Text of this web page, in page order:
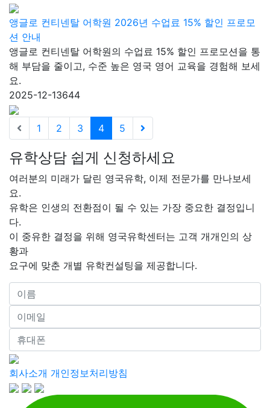
앵글로 컨티넨탈 어학원 2026년 수업료 15% 할인 프로모
션 안내
앵글로 컨티넨탈 어학원의 수업료 15% 할인 프로모션을 통
해 부담을 줄이고, 수준 높은 영국 영어 교육을 경험해 보세
요.
2025-12-13644
1 2 3 4 5
유학상담 쉽게 신청하세요
여러분의 미래가 달린 영국유학, 이제 전문가를 만나보세
요.
유학은 인생의 전환점이 될 수 있는 가장 중요한 결정입니
다.
이 중유한 결정을 위해 영국유학센터는 고객 개개인의 상
황과
요구에 맞춘 개별 유학컨설팅을 제공합니다.
회사소개 개인정보처리방침